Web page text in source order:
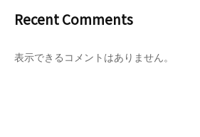
Recent Comments
表示できるコメントはありません。